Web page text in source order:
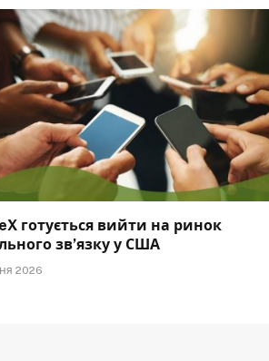
готується вийти на ринок
зв’язку у США
2026